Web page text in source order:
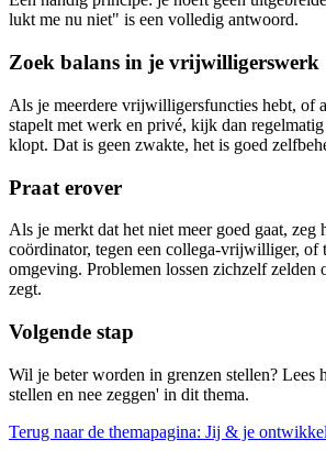
lukt me nu niet" is een volledig antwoord.
Zoek balans in je vrijwilligerswerk
Als je meerdere vrijwilligersfuncties hebt, of
stapelt met werk en privé, kijk dan
klopt. Dat is geen zwakte, het is goed
Praat erover
Als je merkt dat het niet meer goed gaat, zeg
coördinator, tegen een collega-vrijwilliger, of
omgeving. Problemen lossen zichzelf zelden
zegt.
Volgende stap
Wil je beter worden in grenzen stellen? Lees
stellen en nee zeggen' in dit thema.
Terug naar de themapagina: Jij & je